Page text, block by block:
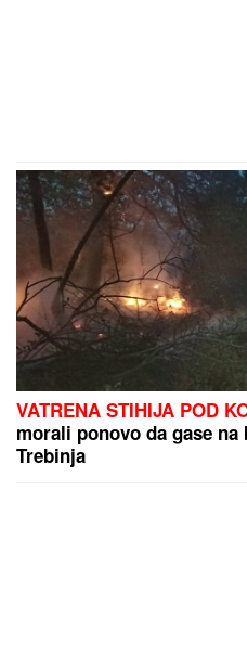
VATRENA STIHIJA POD
morali ponovo da gase
Trebinja